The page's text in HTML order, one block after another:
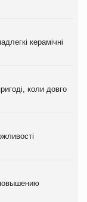
керамічні
коли довго